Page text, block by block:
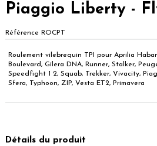
Piaggio Liberty -
Référence ROCPT
Roulement vilebrequin TPI pour Aprilia
Boulevard, Gilera DNA, Runner, Stalker,
Speedfight 1 2, Squab, Trekker, Vivacity,
Sfera, Typhoon, ZIP, Vesta ET2, Primavera
Détails du produit